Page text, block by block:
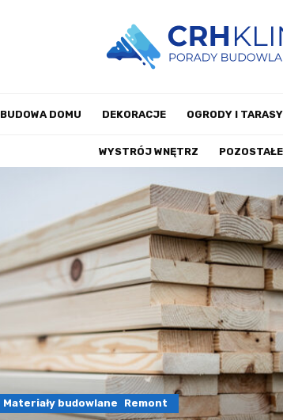
BUDOWA DOMU DEKORACJE OGRODY I TARASY
WYSTRÓJ WNĘTRZ POZOSTAŁE
Materiały budowlane Remont